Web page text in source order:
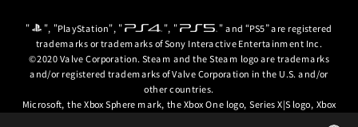
" ", "PlayStation", " ", " " and “PS5” are registered
trademarks or trademarks of Sony Interactive Entertainment Inc.
©2020 Valve Corporation. Steam and the Steam logo are trademarks
and/or registered trademarks of Valve Corporation in the U.S. and/or
other countries.
Microsoft, the Xbox Sphere mark, the Xbox One logo, Series X|S logo, Xbox